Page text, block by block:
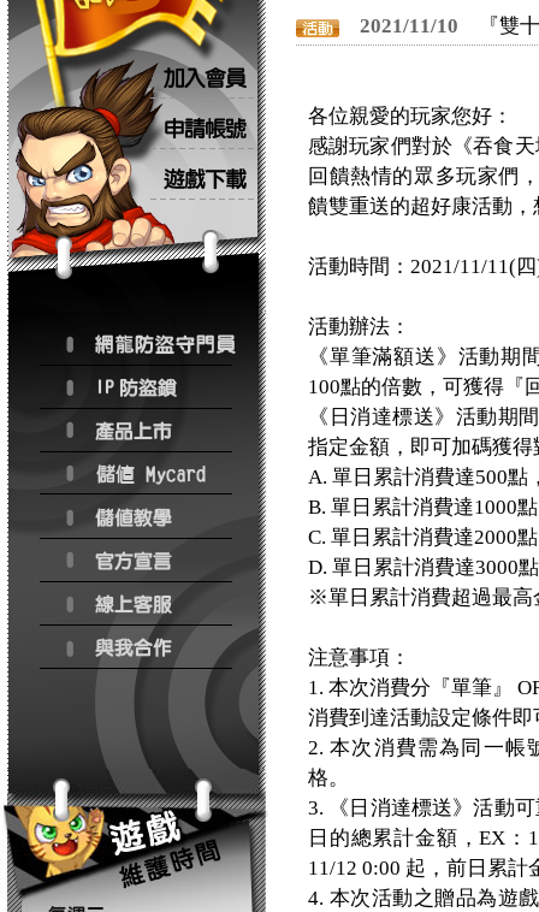
2021/11/10 『雙
各位親愛的玩家您好：
感謝玩家們對於《吞食
回饋熱情的眾多玩家們
饋雙重送的超好康活動
活動時間：2021/11/11(
活動辦法：
《單筆滿額送》活動期
100點的倍數，可獲得『
《日消達標送》活動期
指定金額，即可加碼獲
A. 單日累計消費達500點
B. 單日累計消費達1000
C. 單日累計消費達2000
D. 單日累計消費達3000
※單日累計消費超過最高
注意事項：
1. 本次消費分『單筆』
消費到達活動設定條件
2. 本次消費需為同一帳
格。
3. 《日消達標送》活動
日的總累計金額，EX：
11/12 0:00 起，前日累
4. 本次活動之贈品為遊